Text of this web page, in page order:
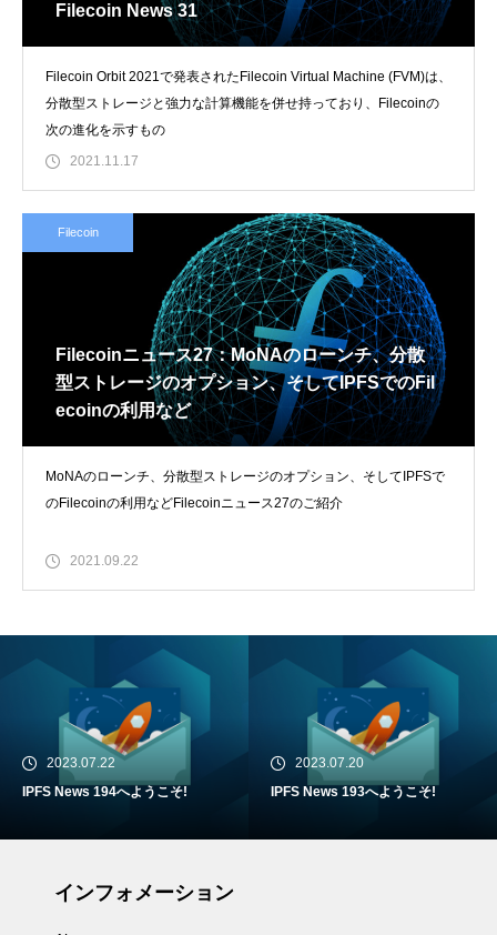
Filecoin News 31
Filecoin Orbit 2021で発表されたFilecoin Virtual Machine (FVM)は、
分散型ストレージと強力な計算機能を併せ持っており、Filecoinの
次の進化を示すもの
2021.11.17
Filecoin
Filecoinニュース27：MoNAのローンチ、分散
型ストレージのオプション、そしてIPFSでのFil
ecoinの利用など
MoNAのローンチ、分散型ストレージのオプション、そしてIPFSで
のFilecoinの利用などFilecoinニュース27のご紹介
2021.09.22
2023.07.22
IPFS News 194へようこそ!
2023.07.20
IPFS News 193へようこそ!
インフォメーション